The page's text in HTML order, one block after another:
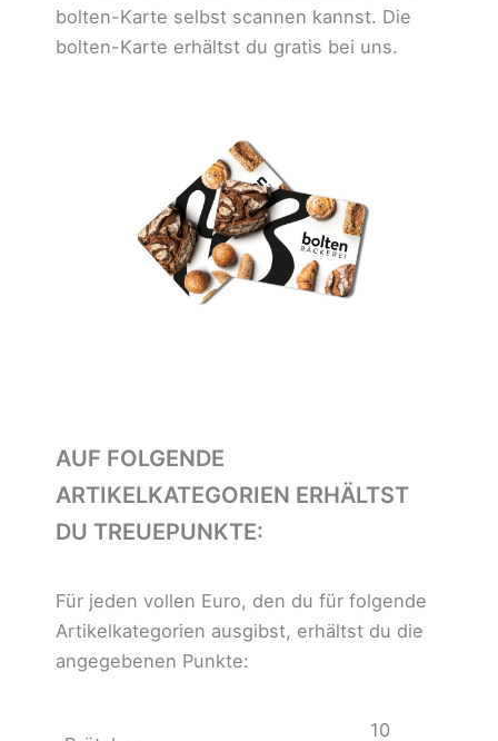
bolten-Karte selbst scannen kannst. Die
bolten-Karte erhältst du gratis bei uns.
AUF FOLGENDE
ARTIKELKATEGORIEN ERHÄLTST
DU TREUEPUNKTE:
Für jeden vollen Euro, den du für folgende
Artikelkategorien ausgibst, erhältst du die
angegebenen Punkte:
10